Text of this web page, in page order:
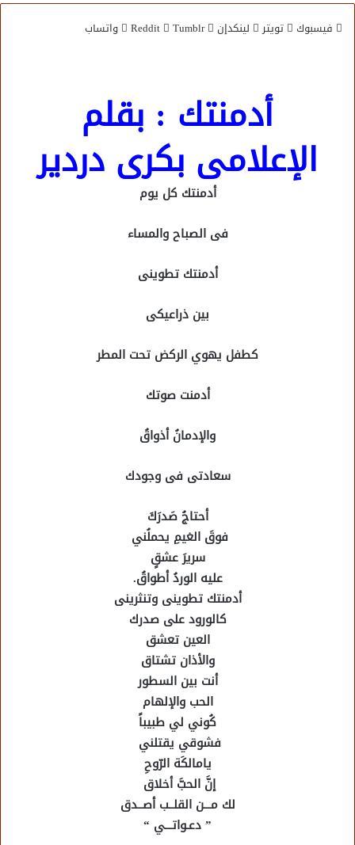
فيسبوك تويتر لينكدإن واتساب
أدمنتك : بقلم
الإعلامى بكرى دردير
أدمنتك كل يوم
فى الصباح والمساء
أدمنتك تطوينى
بين ذراعيكى
كطفل يهوي الركض تحت المطر
أدمنت صوتك
والإدمانُ أذواقُ
سعادتى فى وجودك
أحتاجُ صَدرَكَ
فوقَ الغيمِ يحملُني
سريرَ عشقٍ
عليه الوردُ أطواقُ.
أدمنتك تطوينى وتنثرينى
كالورود على صدرك
العين تعشق
والأذان تشتاق
أنت بين السطور
الحب والإلهام
كُوني لي طبيباً
فشوقي يقتلني
يامالكَة الرّوحِ
إنَّ الحبَّ أخلاق
لك مـــن القلــب أصــدق
” دعـواتـــي “